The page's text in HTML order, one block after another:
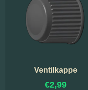
Ventilkappe
€2,99